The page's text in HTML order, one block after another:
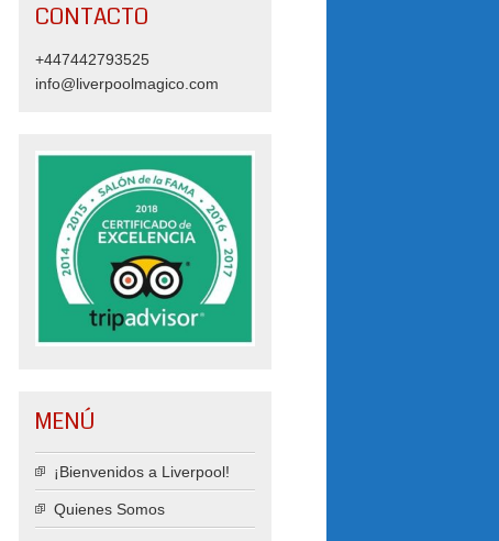
CONTACTO
+447442793525
info@liverpoolmagico.com
MENÚ
¡Bienvenidos a Liverpool!
Quienes Somos